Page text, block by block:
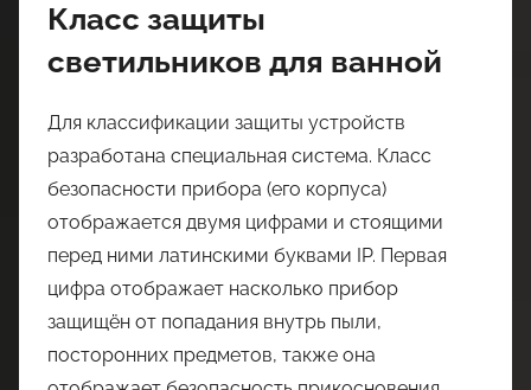
Класс защиты
светильников для ванной
Для классификации защиты устройств
разработана специальная система. Класс
безопасности прибора (его корпуса)
отображается двумя цифрами и стоящими
перед ними латинскими буквами IP. Первая
цифра отображает насколько прибор
защищён от попадания внутрь пыли,
посторонних предметов, также она